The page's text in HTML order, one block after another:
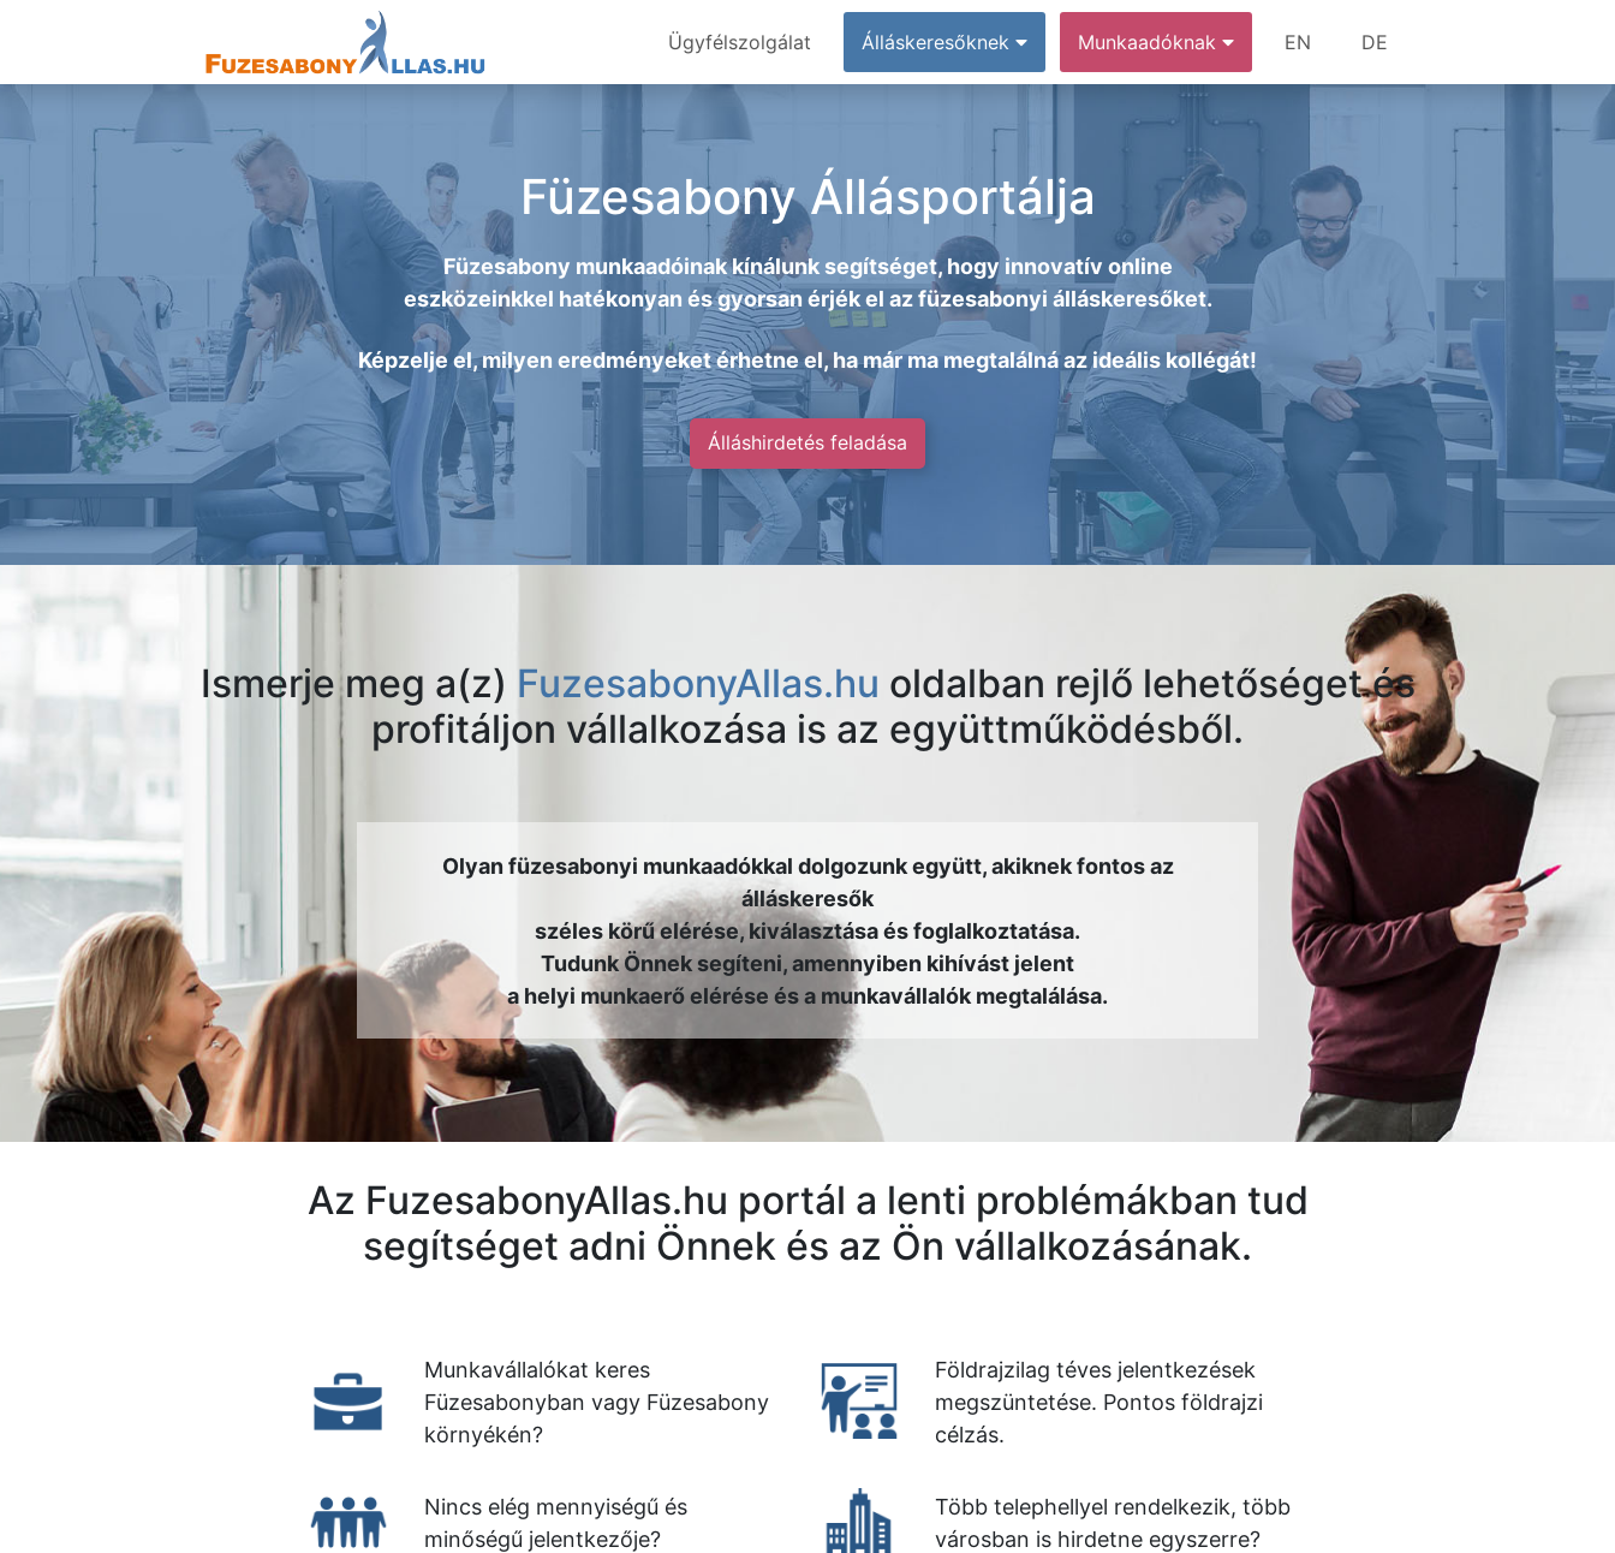
Ügyfélszolgálat Álláskeresőknek Munkaadóknak EN DE
Füzesabony Állásportálja
Füzesabony munkaadóinak kínálunk segítséget, hogy innovatív online
eszközeinkkel hatékonyan és gyorsan érjék el az füzesabonyi álláskeresőket.
Képzelje el, milyen eredményeket érhetne el, ha már ma megtalálná az ideális kollégát!
Álláshirdetés feladása
Ismerje meg a(z) FuzesabonyAllas.hu oldalban rejlő lehetőséget és
profitáljon vállalkozása is az együttműködésből.
Olyan füzesabonyi munkaadókkal dolgozunk együtt, akiknek fontos az
álláskeresők
széles körű elérése, kiválasztása és foglalkoztatása.
Tudunk Önnek segíteni, amennyiben kihívást jelent
a helyi munkaerő elérése és a munkavállalók megtalálása.
Az FuzesabonyAllas.hu portál a lenti problémákban tud
segítséget adni Önnek és az Ön vállalkozásának.
Munkavállalókat keres
Füzesabonyban vagy Füzesabony
környékén?
Nincs elég mennyiségű és
minőségű jelentkezője?
Földrajzilag téves jelentkezések
megszüntetése. Pontos földrajzi
célzás.
Több telephellyel rendelkezik, több
városban is hirdetne egyszerre?